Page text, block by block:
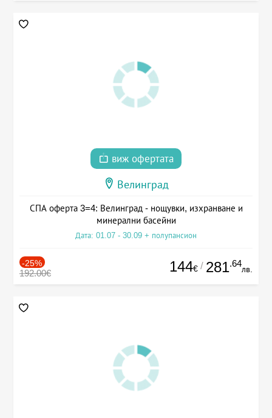
виж офертата
Велинград
СПА оферта 3=4: Велинград - нощувки, изхранване и
минерални басейни
Дата: 01.07 - 30.09 + полупансион
-25%
192.00€ 144€ / 281.64
лв.